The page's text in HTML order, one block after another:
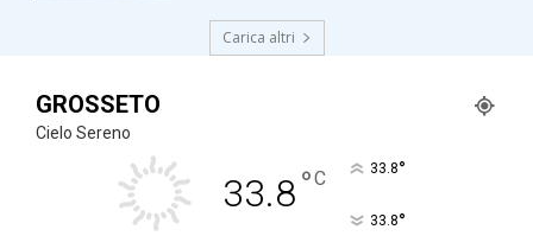
Carica altri
GROSSETO
Cielo Sereno
33.8°C 33.8°
33.8°